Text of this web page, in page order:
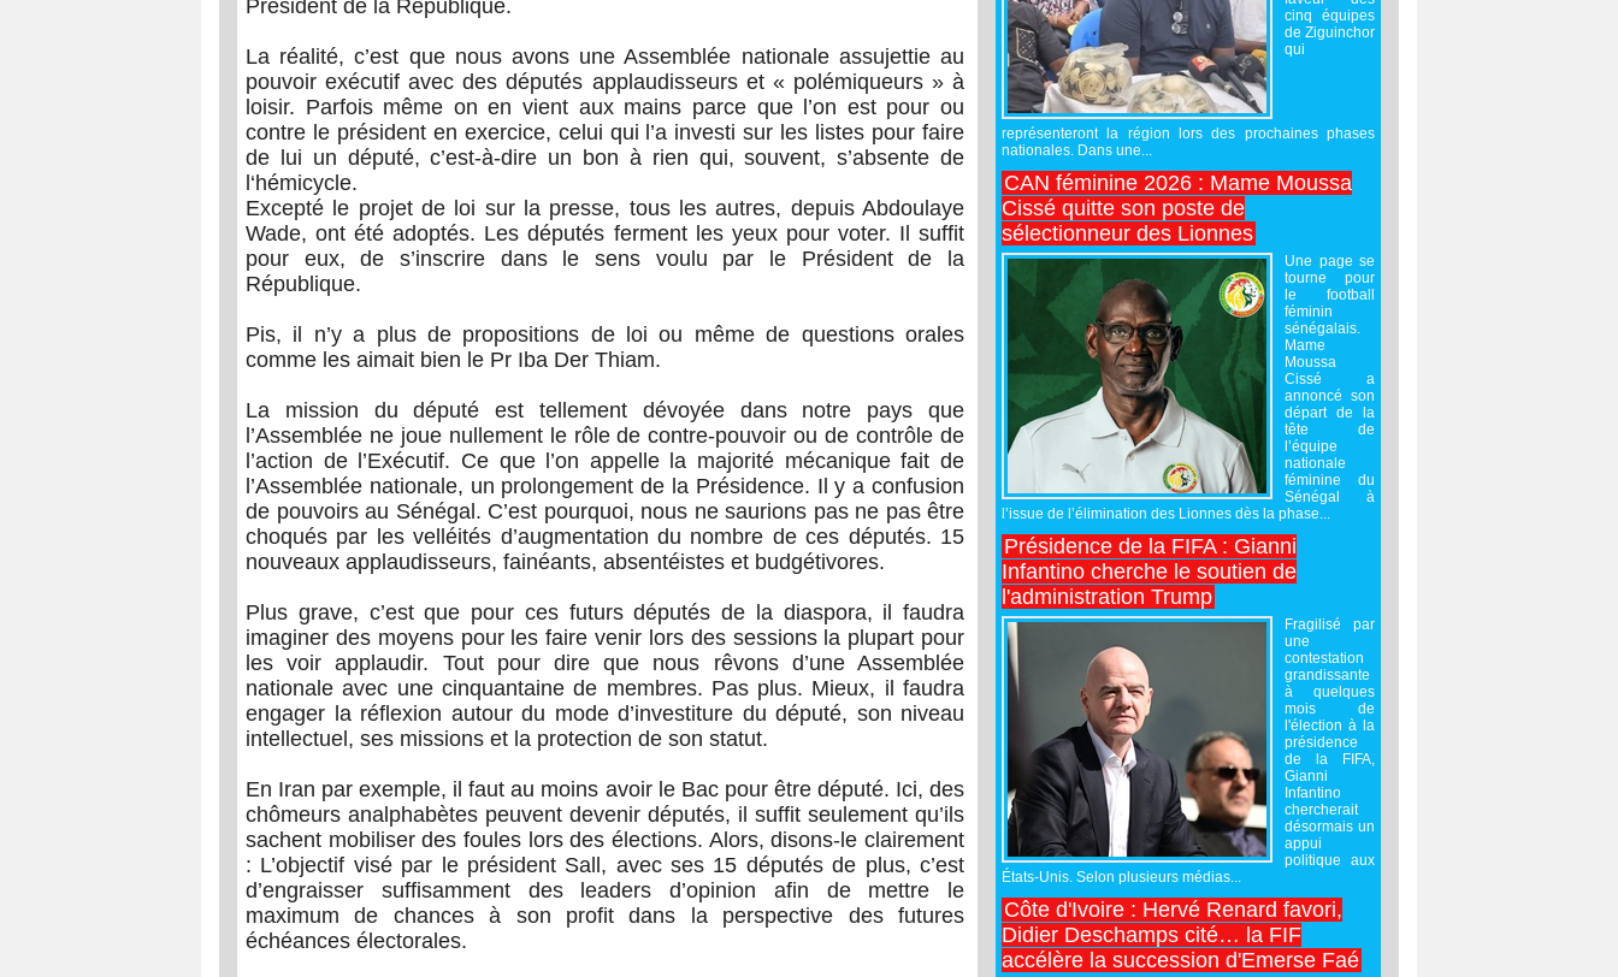
Président de la République.
La réalité, c’est que nous avons une Assemblée nationale assujettie au
pouvoir exécutif avec des députés applaudisseurs et « polémiqueurs » à
loisir. Parfois même on en vient aux mains parce que l’on est pour ou
contre le président en exercice, celui qui l’a investi sur les listes pour faire
de lui un député, c’est-à-dire un bon à rien qui, souvent, s’absente de
l‘hémicycle.
Excepté le projet de loi sur la presse, tous les autres, depuis Abdoulaye
Wade, ont été adoptés. Les députés ferment les yeux pour voter. Il suffit
pour eux, de s’inscrire dans le sens voulu par le Président de la
République.
Pis, il n’y a plus de propositions de loi ou même de questions orales
comme les aimait bien le Pr Iba Der Thiam.
La mission du député est tellement dévoyée dans notre pays que
l’Assemblée ne joue nullement le rôle de contre-pouvoir ou de contrôle de
l’action de l’Exécutif. Ce que l’on appelle la majorité mécanique fait de
l’Assemblée nationale, un prolongement de la Présidence. Il y a confusion
de pouvoirs au Sénégal. C’est pourquoi, nous ne saurions pas ne pas être
choqués par les velléités d’augmentation du nombre de ces députés. 15
nouveaux applaudisseurs, fainéants, absentéistes et budgétivores.
Plus grave, c’est que pour ces futurs députés de la diaspora, il faudra
imaginer des moyens pour les faire venir lors des sessions la plupart pour
les voir applaudir. Tout pour dire que nous rêvons d’une Assemblée
nationale avec une cinquantaine de membres. Pas plus. Mieux, il faudra
engager la réflexion autour du mode d’investiture du député, son niveau
intellectuel, ses missions et la protection de son statut.
En Iran par exemple, il faut au moins avoir le Bac pour être député. Ici, des
chômeurs analphabètes peuvent devenir députés, il suffit seulement qu’ils
sachent mobiliser des foules lors des élections. Alors, disons-le clairement
: L’objectif visé par le président Sall, avec ses 15 députés de plus, c’est
d’engraisser suffisamment des leaders d’opinion afin de mettre le
maximum de chances à son profit dans la perspective des futures
échéances électorales.
cinq équipes
de Ziguinchor
qui
représenteront la région lors des prochaines phases
nationales. Dans une...
CAN féminine 2026 : Mame Moussa
Cissé quitte son poste de
sélectionneur des Lionnes
Une page se
tourne pour
le football
féminin
sénégalais.
Mame
Moussa
Cissé a
annoncé son
départ de la
tête de
l’équipe
nationale
féminine du
Sénégal à
l’issue de l’élimination des Lionnes dès la phase...
Présidence de la FIFA : Gianni
Infantino cherche le soutien de
l'administration Trump
Fragilisé par
une
contestation
grandissante
à quelques
mois de
l'élection à la
présidence
de la FIFA,
Gianni
Infantino
chercherait
désormais un
appui
politique aux
États-Unis. Selon plusieurs médias...
Côte d'Ivoire : Hervé Renard favori,
Didier Deschamps cité… la FIF
accélère la succession d'Emerse Faé